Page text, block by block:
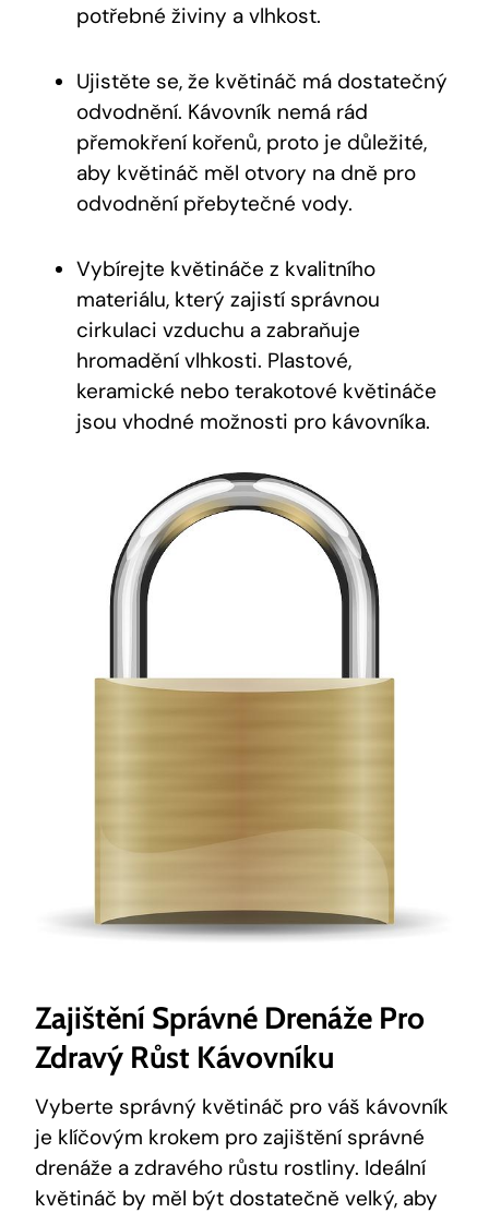
potřebné živiny a vlhkost.
Ujistěte se, že květináč má dostatečný
odvodnění. Kávovník nemá rád
přemokření kořenů, proto je důležité,
aby květináč měl otvory na dně pro
odvodnění přebytečné vody.
Vybírejte květináče z kvalitního
materiálu, který zajistí správnou
cirkulaci vzduchu a zabraňuje
hromadění vlhkosti. Plastové,
keramické nebo terakotové květináče
jsou vhodné možnosti pro kávovníka.
Zajištění Správné Drenáže Pro
Zdravý Růst Kávovníku
Vyberte správný květináč pro váš kávovník
je klíčovým krokem pro zajištění správné
drenáže a zdravého růstu rostliny. Ideální
květináč by měl být dostatečně velký, aby